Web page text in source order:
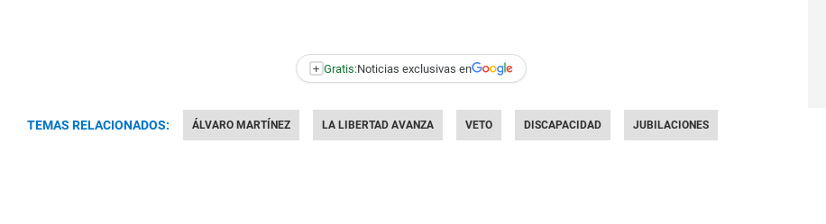
+ Gratis:Noticias exclusivas en
TEMAS RELACIONADOS: ÁLVARO MARTÍNEZ LA LIBERTAD AVANZA VETO DISCAPACIDAD JUBILACIONES